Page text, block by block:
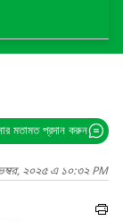
মতামত প্রদান করুন
২০২৫ এ ১০:৩২ PM